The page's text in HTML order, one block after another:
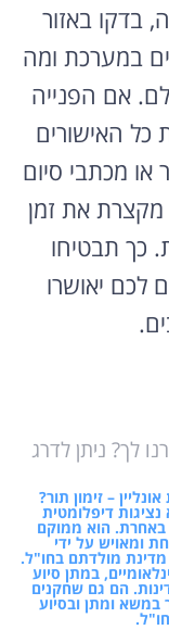
בדקו באזור
במערכת ומה
אם הפנייה
האישורים
או מכתבי סיום
את זמן
כך תבטיחו
יאושרו
לך? ניתן לדרג
– זימון תור?
דיפלומטית
הוא ממוקם
ומאויש על ידי
מדינת מולדתם בחו"ל.
במתן סיוע
הם גם שחקנים
במשא ומתן ובסיוע